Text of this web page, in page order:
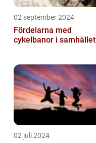
02 september 2024
Fördelarna med
cykelbanor i samhället
02 juli 2024